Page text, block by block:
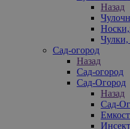
Назад
Чулки,
Сад-огород
Назад
Сад-огород
Сад-Огород
Назад
Сад-